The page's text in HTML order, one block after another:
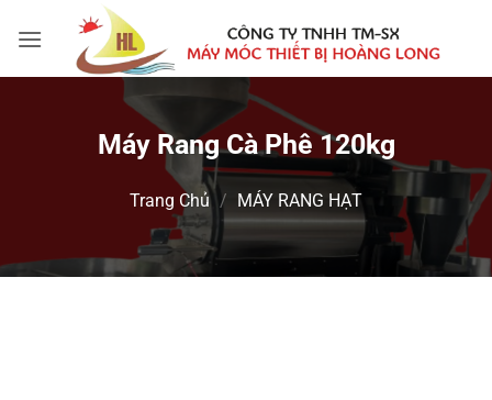
qua
Máy Rang Cà Phê 120kg
Trang Chủ / MÁY RANG HẠT